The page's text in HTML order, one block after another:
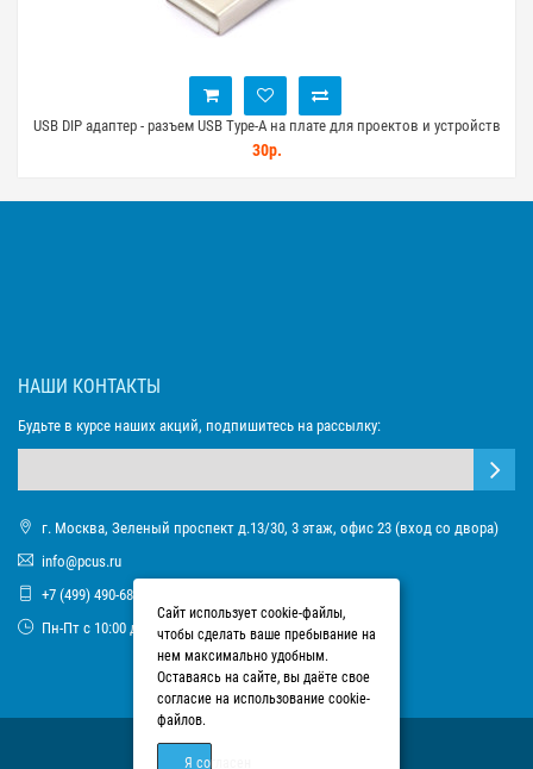
USB DIP адаптер - разъем USB Type-A на плате для проектов и устройств
30р.
НАШИ КОНТАКТЫ
Будьте в курсе наших акций, подпишитесь на рассылку:
г. Москва, Зеленый проспект д.13/30, 3 этаж, офис 23 (вход со двора)
info@pcus.ru
+7 (499) 490-68-93
Пн-Пт с 10:00 до 17:00
Сайт использует cookie-файлы,
чтобы сделать ваше пребывание на
нем максимально удобным.
Оставаясь на сайте, вы даёте свое
согласие на использование cookie-
файлов.
Я согласен